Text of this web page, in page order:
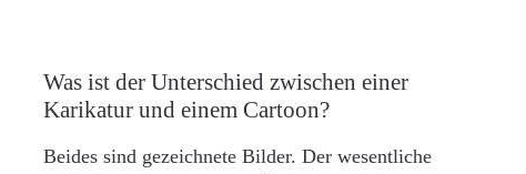
Was ist der Unterschied zwischen einer
Karikatur und einem Cartoon?
Beides sind gezeichnete Bilder. Der wesentliche